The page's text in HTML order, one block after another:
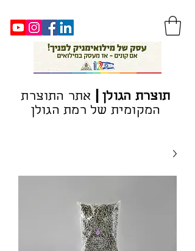
תוצרת הגולן
אתר התוצרת
המקומית של רמת הגולן